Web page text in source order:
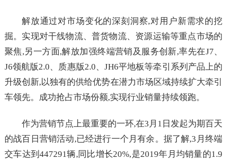
解放通过对市场变化的深刻洞察,对用户新需求的挖
掘。实现对干线物流、普货物流、资源运输等重点市场的
聚焦,另一方面,解放加强终端营销及服务创新,率先在J7、
J6领航版2.0、质惠版2.0、JH6平地板等牵引系列产品上的
升级创新,以独有的供给优势在潜力市场区域持续扩大牵引
车领先。成功抢占市场份额,实现行业销量持续领跑。
作为营销节点上最重要的一环,在3月1日发起为期百天
的战百日营销活动,已经进行一个月有余。据了解,3月终端
交车达到447291辆,同比增长20%,是2019年月均销量的1.9